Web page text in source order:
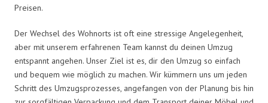
Preisen.
Der Wechsel des Wohnorts ist oft eine stressige Angelegenheit,
aber mit unserem erfahrenen Team kannst du deinen Umzug
entspannt angehen. Unser Ziel ist es, dir den Umzug so einfach
und bequem wie möglich zu machen. Wir kümmern uns um jeden
Schritt des Umzugsprozesses, angefangen von der Planung bis hin